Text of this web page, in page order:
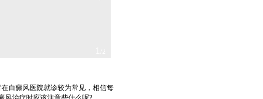
白癜风医院就诊较为常见，相信每